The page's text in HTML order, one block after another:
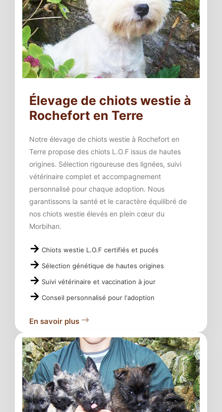
Élevage de chiots westie à
Rochefort en Terre
Notre élevage de chiots westie à Rochefort en
Terre propose des chiots L.O.F issus de hautes
origines. Sélection rigoureuse des lignées, suivi
vétérinaire complet et accompagnement
personnalisé pour chaque adoption. Nous
garantissons la santé et le caractère équilibré de
nos chiots westie élevés en plein cœur du
Morbihan.
Chiots westie L.O.F certifiés et pucés
Sélection génétique de hautes origines
Suivi vétérinaire et vaccination à jour
Conseil personnalisé pour l'adoption
En savoir plus